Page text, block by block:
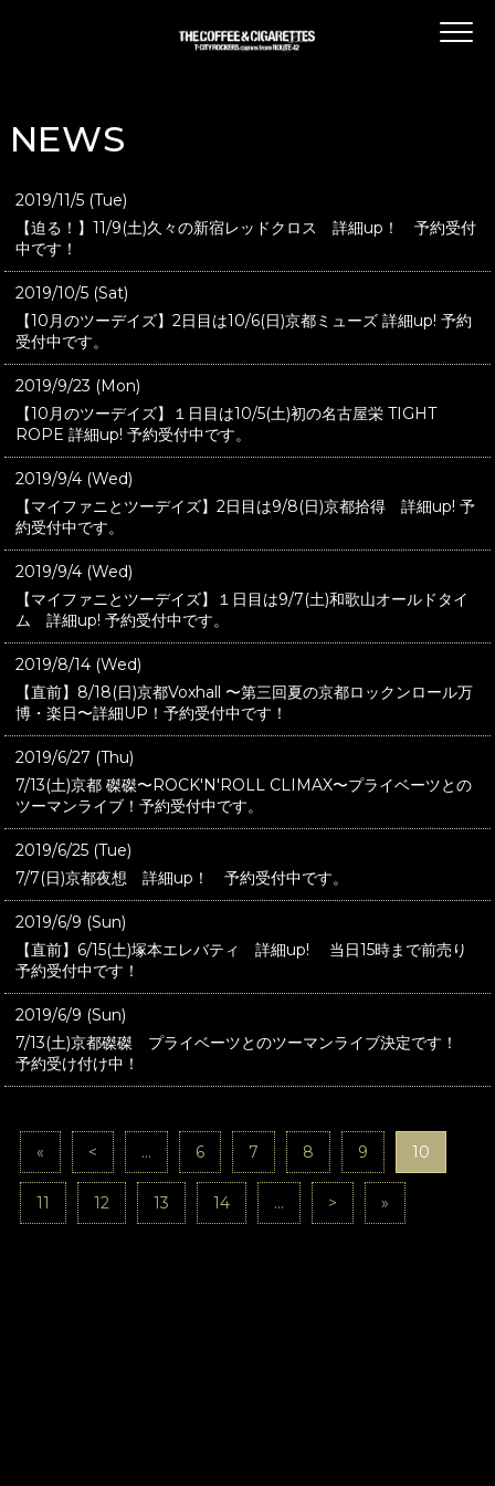
NEWS
2019/11/5 (Tue)
【迫る！】11/9(土)久々の新宿レッドクロス 詳細up！ 予約受付
中です！
2019/10/5 (Sat)
【10月のツーデイズ】2日目は10/6(日)京都ミューズ 詳細up! 予約
受付中です。
2019/9/23 (Mon)
【10月のツーデイズ】１日目は10/5(土)初の名古屋栄 TIGHT
ROPE 詳細up! 予約受付中です。
2019/9/4 (Wed)
【マイファニとツーデイズ】2日目は9/8(日)京都拾得 詳細up! 予
約受付中です。
2019/9/4 (Wed)
【マイファニとツーデイズ】１日目は9/7(土)和歌山オールドタイ
ム 詳細up! 予約受付中です。
2019/8/14 (Wed)
【直前】8/18(日)京都Voxhall 〜第三回夏の京都ロックンロール万
博・楽日〜詳細UP！予約受付中です！
2019/6/27 (Thu)
7/13(土)京都 磔磔〜ROCK'N'ROLL CLIMAX〜プライベーツとの
ツーマンライブ！予約受付中です。
2019/6/25 (Tue)
7/7(日)京都夜想 詳細up！ 予約受付中です。
2019/6/9 (Sun)
【直前】6/15(土)塚本エレバティ 詳細up! 当日15時まで前売り
予約受付中です！
2019/6/9 (Sun)
7/13(土)京都磔磔 プライベーツとのツーマンライブ決定です！
予約受け付け中！
« < ... 6 7 8 9 10
11 12 13 14 ... > »